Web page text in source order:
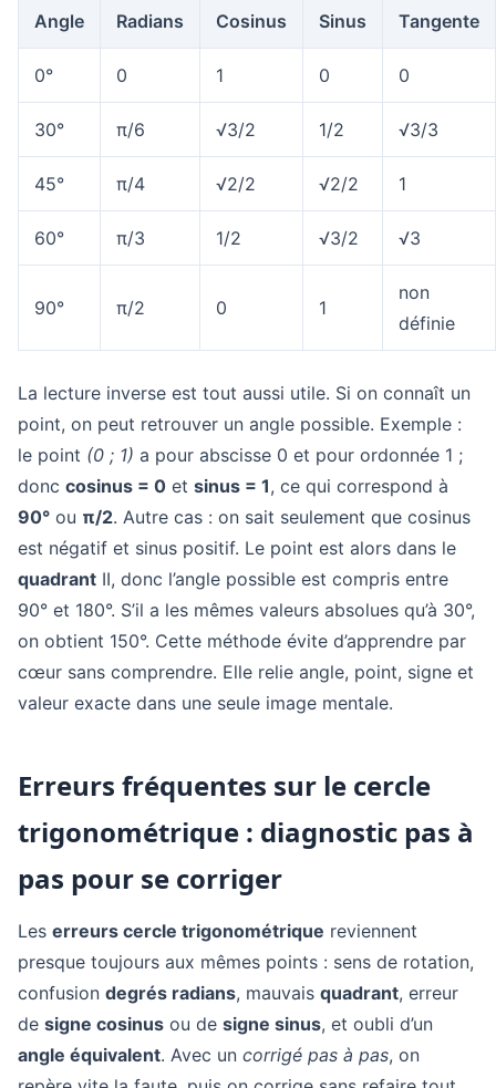
Angle Radians Cosinus Sinus Tangente
0° 0 1 0 0
30° π/6 √3/2 1/2 √3/3
45° π/4 √2/2 √2/2 1
60° π/3 1/2 √3/2 √3
90° π/2 0 1
non
définie
La lecture inverse est tout aussi utile. Si on connaît un
point, on peut retrouver un angle possible. Exemple :
le point (0 ; 1) a pour abscisse 0 et pour ordonnée 1 ;
donc cosinus = 0 et sinus = 1, ce qui correspond à
90° ou π/2. Autre cas : on sait seulement que cosinus
est négatif et sinus positif. Le point est alors dans le
quadrant II, donc l’angle possible est compris entre
90° et 180°. S’il a les mêmes valeurs absolues qu’à 30°,
on obtient 150°. Cette méthode évite d’apprendre par
cœur sans comprendre. Elle relie angle, point, signe et
valeur exacte dans une seule image mentale.
Erreurs fréquentes sur le cercle
trigonométrique : diagnostic pas à
pas pour se corriger
Les erreurs cercle trigonométrique reviennent
presque toujours aux mêmes points : sens de rotation,
confusion degrés radians, mauvais quadrant, erreur
de signe cosinus ou de signe sinus, et oubli d’un
angle équivalent. Avec un corrigé pas à pas, on